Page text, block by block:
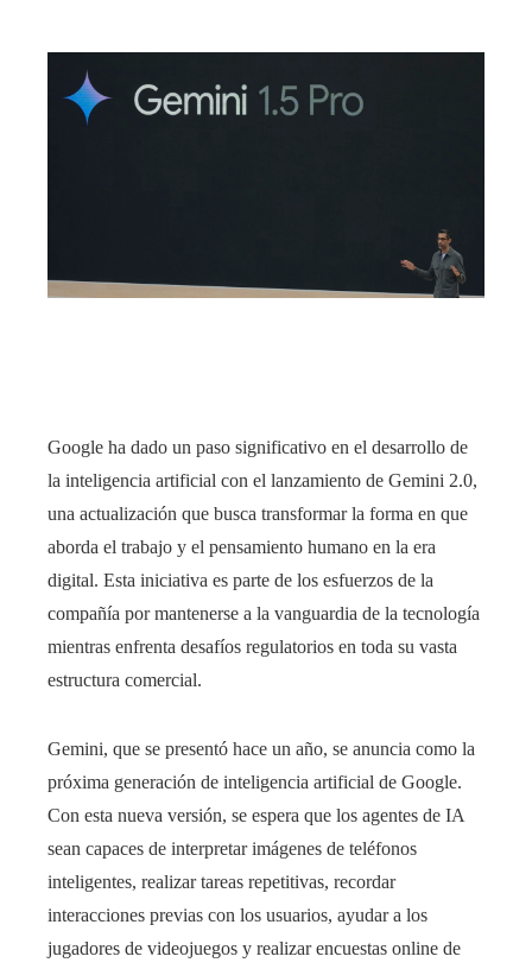
Google ha dado un paso significativo en el desarrollo de
la inteligencia artificial con el lanzamiento de Gemini 2.0,
una actualización que busca transformar la forma en que
aborda el trabajo y el pensamiento humano en la era
digital. Esta iniciativa es parte de los esfuerzos de la
compañía por mantenerse a la vanguardia de la tecnología
mientras enfrenta desafíos regulatorios en toda su vasta
estructura comercial.
Gemini, que se presentó hace un año, se anuncia como la
próxima generación de inteligencia artificial de Google.
Con esta nueva versión, se espera que los agentes de IA
sean capaces de interpretar imágenes de teléfonos
inteligentes, realizar tareas repetitivas, recordar
interacciones previas con los usuarios, ayudar a los
jugadores de videojuegos y realizar encuestas online de